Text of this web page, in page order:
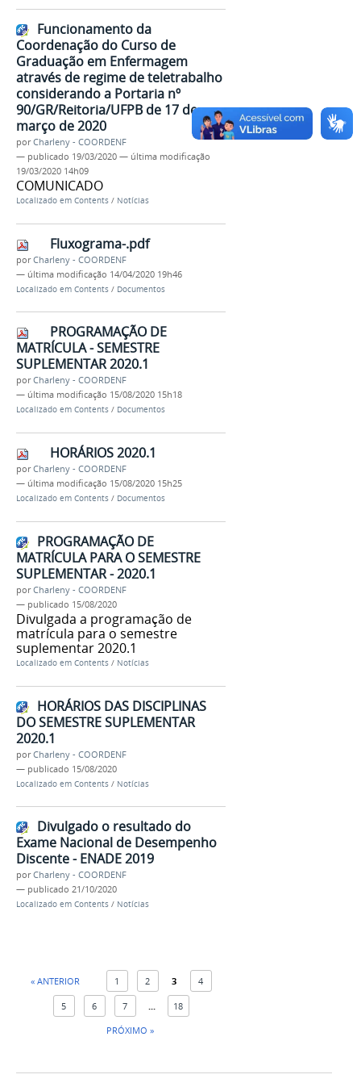
Funcionamento da
Coordenação do Curso de
Graduação em Enfermagem
através de regime de teletrabalho
considerando a Portaria nº
90/GR/Reitoria/UFPB de 17 de
março de 2020
porCharleny - COORDENF
— publicado 19/03/2020 — última modificação
19/03/2020 14h09
COMUNICADO
Localizado em Contents / Notícias
Fluxograma-.pdf
porCharleny - COORDENF
— última modificação 14/04/2020 19h46
Localizado em Contents / Documentos
PROGRAMAÇÃO DE
MATRÍCULA - SEMESTRE
SUPLEMENTAR 2020.1
porCharleny - COORDENF
— última modificação 15/08/2020 15h18
Localizado em Contents / Documentos
HORÁRIOS 2020.1
porCharleny - COORDENF
— última modificação 15/08/2020 15h25
Localizado em Contents / Documentos
PROGRAMAÇÃO DE
MATRÍCULA PARA O SEMESTRE
SUPLEMENTAR - 2020.1
porCharleny - COORDENF
— publicado 15/08/2020
Divulgada a programação de
matrícula para o semestre
suplementar 2020.1
Localizado em Contents / Notícias
HORÁRIOS DAS DISCIPLINAS
DO SEMESTRE SUPLEMENTAR
2020.1
porCharleny - COORDENF
— publicado 15/08/2020
Localizado em Contents / Notícias
Divulgado o resultado do
Exame Nacional de Desempenho
Discente - ENADE 2019
porCharleny - COORDENF
— publicado 21/10/2020
Localizado em Contents / Notícias
« ANTERIOR 1 2 3 4
5 6 7 ...
18
PRÓXIMO »